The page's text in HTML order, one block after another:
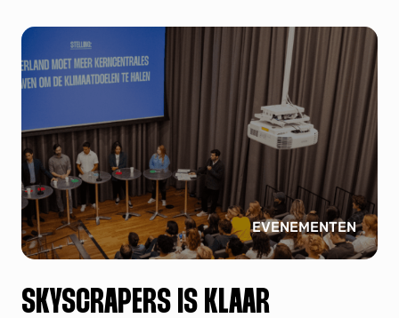
EVENEMENTEN
SKYSCRAPERS IS KLAAR